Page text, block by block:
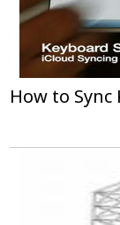
How to